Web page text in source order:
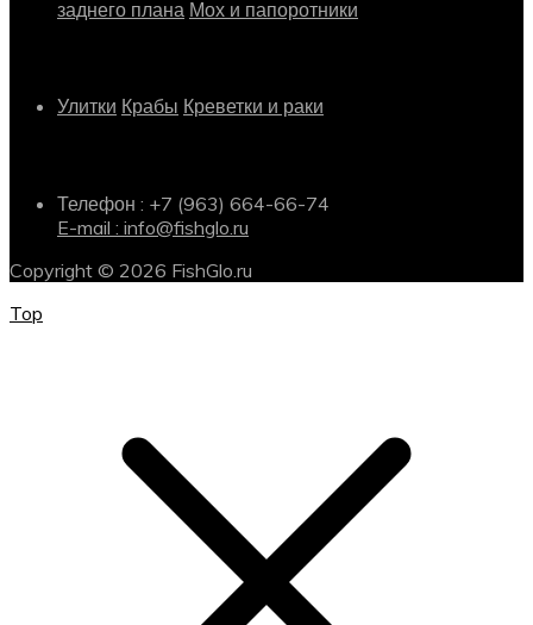
заднего плана Мох и папоротники
Улитки Крабы Креветки и раки
Телефон : +7 (963) 664-66-74
E-mail : info@fishglo.ru
Copyright © 2026 FishGlo.ru
Top